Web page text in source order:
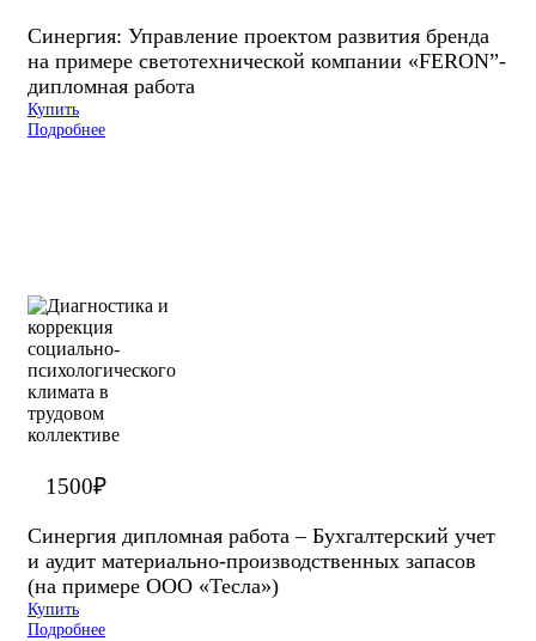
Синергия: Управление проектом развития бренда
на примере светотехнической компании «FERON”-
дипломная работа
Купить
Подробнее
1500₽
Синергия дипломная работа – Бухгалтерский учет
и аудит материально-производственных запасов
(на примере ООО «Тесла»)
Купить
Подробнее